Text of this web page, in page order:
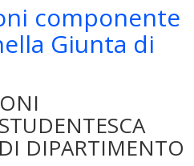
componente
Giunta di
DIPARTIMENTO